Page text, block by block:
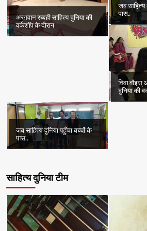
अरग़वान रब्बही साहित्य दुनिया की
वर्कशॉप के दौरान
जब साहित्य
पास..
विवा वौइस्
दुनिया की
जब साहित्य दुनिया पहुँचा बच्चों के
पास..
साहित्य दुनिया टीम